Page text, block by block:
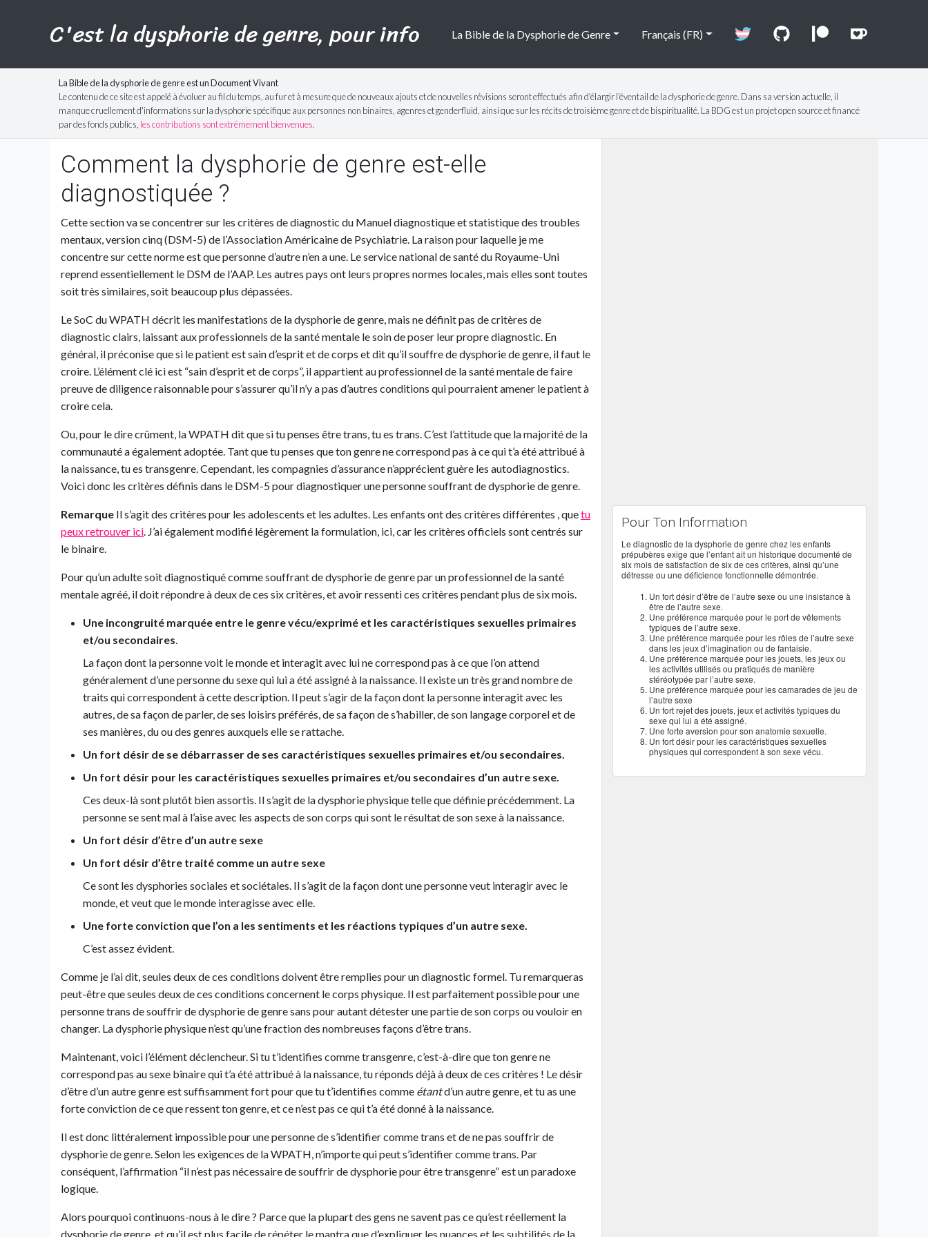
C'est la dysphorie de genre, pour info La Bible de la Dysphorie de Genre Français (FR)
La Bible de la dysphorie de genre est un Document Vivant
Le contenu de ce site est appelé à évoluer au fil du temps, au fur et à mesure que de nouveaux ajouts et de nouvelles révisions seront effectués afin d'élargir l'éventail de la dysphorie de genre. Dans sa version actuelle, il
manque cruellement d'informations sur la dysphorie spécifique aux personnes non binaires, agenres et genderfluid, ainsi que sur les récits de troisième genre et de bispiritualité. La BDG est un projet open source et financé
par des fonds publics, les contributions sont extrêmement bienvenues.
Comment la dysphorie de genre est-elle
diagnostiquée ?
Cette section va se concentrer sur les critères de diagnostic du Manuel diagnostique et statistique des troubles
mentaux, version cinq (DSM-5) de l’Association Américaine de Psychiatrie. La raison pour laquelle je me
concentre sur cette norme est que personne d’autre n’en a une. Le service national de santé du Royaume-Uni
reprend essentiellement le DSM de l’AAP. Les autres pays ont leurs propres normes locales, mais elles sont toutes
soit très similaires, soit beaucoup plus dépassées.
Le SoC du WPATH décrit les manifestations de la dysphorie de genre, mais ne définit pas de critères de
diagnostic clairs, laissant aux professionnels de la santé mentale le soin de poser leur propre diagnostic. En
général, il préconise que si le patient est sain d’esprit et de corps et dit qu’il souffre de dysphorie de genre, il faut le
croire. L’élément clé ici est “sain d’esprit et de corps”, il appartient au professionnel de la santé mentale de faire
preuve de diligence raisonnable pour s’assurer qu’il n’y a pas d’autres conditions qui pourraient amener le patient à
croire cela.
Ou, pour le dire crûment, la WPATH dit que si tu penses être trans, tu es trans. C’est l’attitude que la majorité de la
communauté a également adoptée. Tant que tu penses que ton genre ne correspond pas à ce qui t’a été attribué à
la naissance, tu es transgenre. Cependant, les compagnies d’assurance n’apprécient guère les autodiagnostics.
Voici donc les critères définis dans le DSM-5 pour diagnostiquer une personne souffrant de dysphorie de genre.
Pour Ton Information
Le diagnostic de la dysphorie de genre chez les enfants
prépubères exige que l’enfant ait un historique documenté de
six mois de satisfaction de six de ces critères, ainsi qu’une
détresse ou une déficience fonctionnelle démontrée.
Un fort désir d’être de l’autre sexe ou une insistance à
être de l’autre sexe.
Une préférence marquée pour le port de vêtements
typiques de l’autre sexe.
Une préférence marquée pour les rôles de l’autre sexe
dans les jeux d’imagination ou de fantaisie.
Une préférence marquée pour les jouets, les jeux ou
les activités utilisés ou pratiqués de manière
stéréotypée par l’autre sexe.
Une préférence marquée pour les camarades de jeu de
l’autre sexe
Un fort rejet des jouets, jeux et activités typiques du
sexe qui lui a été assigné.
Une forte aversion pour son anatomie sexuelle.
Un fort désir pour les caractéristiques sexuelles
physiques qui correspondent à son sexe vécu.
Remarque Il s’agit des critères pour les adolescents et les adultes. Les enfants ont des critères différentes , quetu
peux retrouver ici. J’ai également modifié légèrement la formulation, ici, car les critères officiels sont centrés sur
le binaire.
Pour qu’un adulte soit diagnostiqué comme souffrant de dysphorie de genre par un professionnel de la santé
mentale agréé, il doit répondre à deux de ces six critères, et avoir ressenti ces critères pendant plus de six mois.
Une incongruité marquée entre le genre vécu/exprimé et les caractéristiques sexuelles primaires
et/ou secondaires.
La façon dont la personne voit le monde et interagit avec lui ne correspond pas à ce que l’on attend
généralement d’une personne du sexe qui lui a été assigné à la naissance. Il existe un très grand nombre de
traits qui correspondent à cette description. Il peut s’agir de la façon dont la personne interagit avec les
autres, de sa façon de parler, de ses loisirs préférés, de sa façon de s’habiller, de son langage corporel et de
ses manières, du ou des genres auxquels elle se rattache.
Un fort désir de se débarrasser de ses caractéristiques sexuelles primaires et/ou secondaires.
Un fort désir pour les caractéristiques sexuelles primaires et/ou secondaires d’un autre sexe.
Ces deux-là sont plutôt bien assortis. Il s’agit de la dysphorie physique telle que définie précédemment. La
personne se sent mal à l’aise avec les aspects de son corps qui sont le résultat de son sexe à la naissance.
Un fort désir d’être d’un autre sexe
Un fort désir d’être traité comme un autre sexe
Ce sont les dysphories sociales et sociétales. Il s’agit de la façon dont une personne veut interagir avec le
monde, et veut que le monde interagisse avec elle.
Une forte conviction que l’on a les sentiments et les réactions typiques d’un autre sexe.
C’est assez évident.
Comme je l’ai dit, seules deux de ces conditions doivent être remplies pour un diagnostic formel. Tu remarqueras
peut-être que seules deux de ces conditions concernent le corps physique. Il est parfaitement possible pour une
personne trans de souffrir de dysphorie de genre sans pour autant détester une partie de son corps ou vouloir en
changer. La dysphorie physique n’est qu’une fraction des nombreuses façons d’être trans.
Maintenant, voici l’élément déclencheur. Si tu t’identifies comme transgenre, c’est-à-dire que ton genre ne
correspond pas au sexe binaire qui t’a été attribué à la naissance, tu réponds déjà à deux de ces critères ! Le désir
d’être d’un autre genre est suffisamment fort pour que tu t’identifies comme étantd’un autre genre, et tu as une
forte conviction de ce que ressent ton genre, et ce n’est pas ce qui t’a été donné à la naissance.
Il est donc littéralement impossible pour une personne de s’identifier comme trans et de ne pas souffrir de
dysphorie de genre. Selon les exigences de la WPATH, n’importe qui peut s’identifier comme trans. Par
conséquent, l’affirmation “il n’est pas nécessaire de souffrir de dysphorie pour être transgenre” est un paradoxe
logique.
Alors pourquoi continuons-nous à le dire ? Parce que la plupart des gens ne savent pas ce qu’est réellement la
dysphorie de genre, et qu’il est plus facile de répéter le mantra que d’expliquer les nuances et les subtilités de la